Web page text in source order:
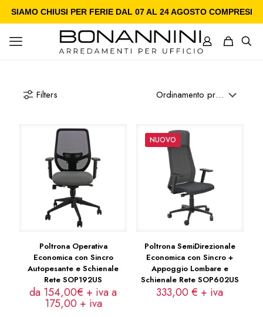
SIAMO CHIUSI PER FERIE DAL 07 AL 24 AGOSTO COMPRESI
Filters
Poltrona Operativa
Economica con Sincro
Autopesante e Schienale
Rete SOP192US
da 154,00€ + iva a
175,00 + iva
NUOVO
Poltrona SemiDirezionale
Economica con Sincro +
Appoggio Lombare e
Schienale Rete SOP602US
333,00€ + iva